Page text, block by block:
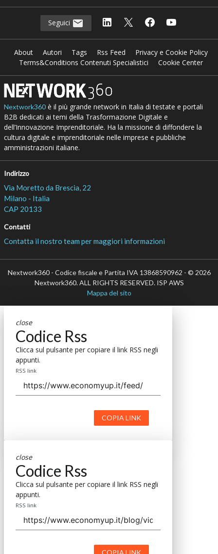
Seguici
About Autori Tags Rss Feed
Privacy e Cookie Policy
Terms&Conditions Contenuti Specialistici
Cookie Center
Nextwork360è il più grande network in Italia di testate e portali
B2B dedicati ai temi della Trasformazione Digitale e
dell’Innovazione Imprenditoriale. Ha la missione di diffondere la
cultura digitale e imprenditoriale nelle imprese e pubbliche
amministrazioni italiane.
Indirizzo
Via Moretto da Brescia, 22
Milano - Italia
CAP 20133
Contatti
Contatta il nostro team per maggiori informazioni
Nextwork360 - Codice fiscale e Partita IVA 13868590962 - © 2026
Nextwork360. ALL RIGHTS RESERVED. ISP AWS
Mappa del sito
close
Codice Rss
Clicca sul pulsante per copiare il link RSS negli
appunti.
RSS link
COPIA LINK
close
Codice Rss
Clicca sul pulsante per copiare il link RSS negli
appunti.
RSS link